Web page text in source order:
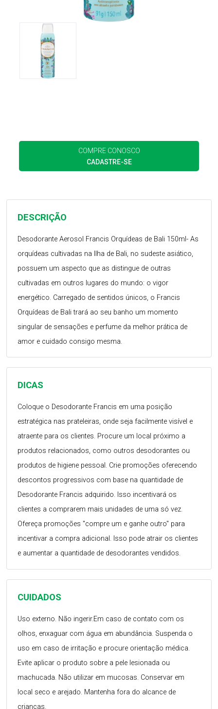
COMPRE CONOSCO
CADASTRE-SE
CUIDADOS
Uso externo. Não ingerir.Em caso de contato com os
olhos, enxaguar com água em abundância. Suspenda o
uso em caso de irritação e procure orientação médica.
Evite aplicar o produto sobre a pele lesionada ou
machucada. Não utilizar em mucosas. Conservar em
local seco e arejado. Mantenha fora do alcance de
crianças.
DICAS
Coloque o Desodorante Francis em uma posição
estratégica nas prateleiras, onde seja facilmente visível e
atraente para os clientes. Procure um local próximo a
produtos relacionados, como outros desodorantes ou
produtos de higiene pessoal. Crie promoções oferecendo
descontos progressivos com base na quantidade de
Desodorante Francis adquirido. Isso incentivará os
clientes a comprarem mais unidades de uma só vez.
Ofereça promoções "compre um e ganhe outro" para
incentivar a compra adicional. Isso pode atrair os clientes
e aumentar a quantidade de desodorantes vendidos.
DESCRIÇÃO
Desodorante Aerosol Francis Orquídeas de Bali 150ml- As
orquídeas cultivadas na Ilha de Bali, no sudeste asiático,
possuem um aspecto que as distingue de outras
cultivadas em outros lugares do mundo: o vigor
energético. Carregado de sentidos únicos, o Francis
Orquídeas de Bali trará ao seu banho um momento
singular de sensações e perfume da melhor prática de
amor e cuidado consigo mesma.